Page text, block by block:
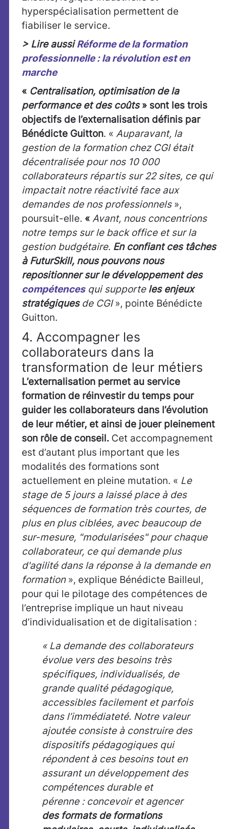
hyperspécialisation permettent de
fiabiliser le service.
> Lire aussiRéforme de la formation
professionnelle : la révolution est en
marche
« Centralisation, optimisation de la
performance et des coûts» sont les trois
objectifs de l’externalisation définis par
Bénédicte Guitton. « Auparavant, la
gestion de la formation chez CGI était
décentralisée pour nos 10 000
collaborateurs répartis sur 22 sites, ce qui
impactait notre réactivité face aux
demandes de nos professionnels»,
poursuit-elle. « Avant, nous concentrions
notre temps sur le back office et sur la
gestion budgétaire. En confiant ces tâches
à FuturSkill, nous pouvons nous
repositionner sur le développement des
compétencesqui supporte les enjeux
stratégiquesde CGI», pointe Bénédicte
Guitton.
4. Accompagner les
collaborateurs dans la
transformation de leur métiers
L’externalisation permet au service
formation de réinvestir du temps pour
guider les collaborateurs dans l’évolution
de leur métier, et ainsi de jouer pleinement
son rôle de conseil. Cet accompagnement
est d’autant plus important que les
modalités des formations sont
actuellement en pleine mutation. « Le
stage de 5 jours a laissé place à des
séquences de formation très courtes, de
plus en plus ciblées, avec beaucoup de
sur-mesure, "modularisées" pour chaque
collaborateur, ce qui demande plus
d'agilité dans la réponse à la demande en
formation », explique Bénédicte Bailleul,
pour qui le pilotage des compétences de
l’entreprise implique un haut niveau
d’individualisation et de digitalisation :
« La demande des collaborateurs
évolue vers des besoins très
spécifiques, individualisés, de
grande qualité pédagogique,
accessibles facilement et parfois
dans l’immédiateté. Notre valeur
ajoutée consiste à construire des
dispositifs pédagogiques qui
répondent à ces besoins tout en
assurant un développement des
compétences durable et
pérenne : concevoir et agencer
des formats de formations